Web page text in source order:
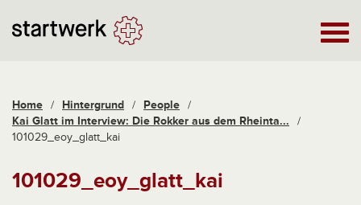
Home / Hintergrund / People /
Kai Glatt im Interview: Die Rokker aus dem Rheinta...
/
101029_eoy_glatt_kai
101029_eoy_glatt_kai